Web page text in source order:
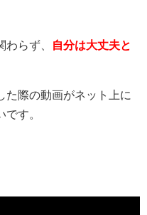
らず、
自分は大丈夫と
た際の動画がネット上に
す。